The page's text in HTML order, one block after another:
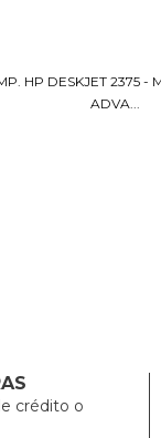
HP DESKJET 2375 -
ADVA...
crédito o